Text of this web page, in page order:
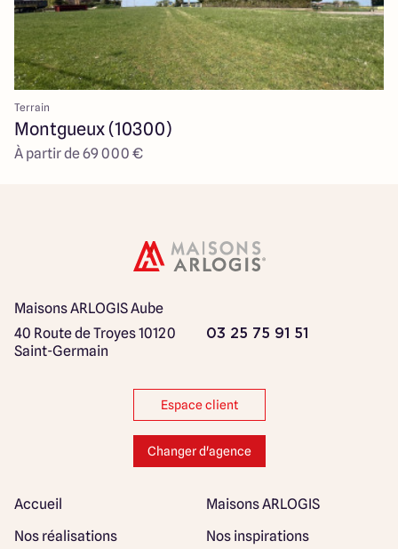
Terrain
Montgueux (10300)
À partir de 69 000 €
Maisons ARLOGIS Aube
40 Route de Troyes10120
Saint-Germain
03 25 75 91 51
Espace client
Changer d'agence
Accueil
Maisons ARLOGIS
Nos réalisations
Nos inspirations